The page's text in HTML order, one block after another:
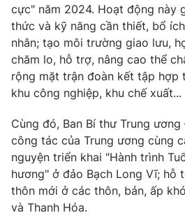
cực" năm 2024. Hoạt động này
thức và kỹ năng cần thiết, bổ
nhân; tạo môi trường giao lưu,
chăm lo, hỗ trợ, nâng cao thể
rộng mặt trận đoàn kết tập hợp
khu công nghiệp, khu chế xuất...
Cùng đó, Ban Bí thư Trung
công tác của Trung ương cùng
nguyện triển khai "Hành trình
hương" ở đảo Bạch Long Vĩ; hỗ
thôn mới ở các thôn, bản, ấp
và Thanh Hóa.